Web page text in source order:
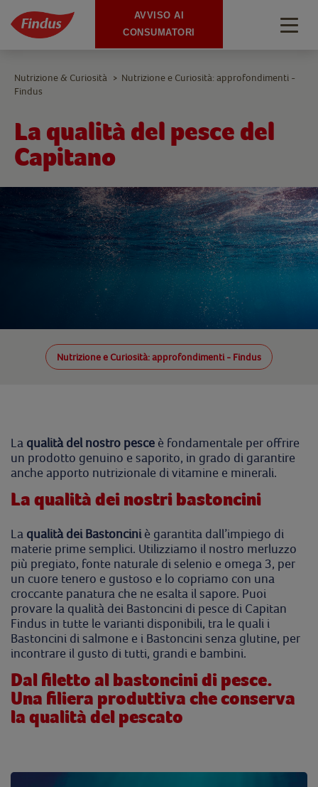
La qualità del pesce del
Capitano
Nutrizione e Curiosità: approfondimenti - Findus
Nutrizione & Curiosità > Nutrizione e Curiosità: approfondimenti -
Findus
La qualità del nostro pesce è fondamentale per offrire
un prodotto genuino e saporito, in grado di garantire
anche apporto nutrizionale di vitamine e minerali.
La qualità dei nostri bastoncini
La qualità dei Bastoncini è garantita dall’impiego di
materie prime semplici. Utilizziamo il nostro merluzzo
più pregiato, fonte naturale di selenio e omega 3, per
un cuore tenero e gustoso e lo copriamo con una
croccante panatura che ne esalta il sapore. Puoi
provare la qualità dei Bastoncini di pesce di Capitan
Findus in tutte le varianti disponibili, tra le quali i
Bastoncini di salmone e i Bastoncini senza glutine, per
incontrare il gusto di tutti, grandi e bambini.
Dal filetto al bastoncini di pesce.
Una filiera produttiva che conserva
la qualità del pescato
AVVISO AI
CONSUMATORI